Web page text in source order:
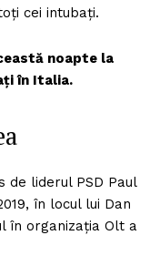
cei intubați.
noapte la
în Italia.
de liderul PSD Paul
în locul lui Dan
în organizația Olt a